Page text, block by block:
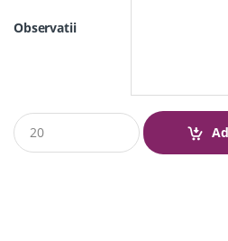
Observatii
Q
u
a